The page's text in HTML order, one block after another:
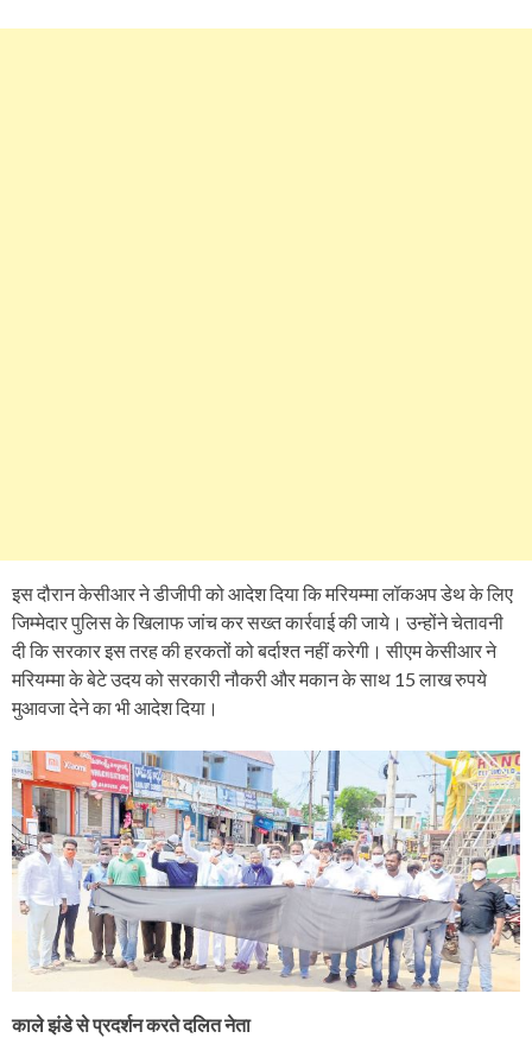
इस दौरान केसीआर ने डीजीपी को आदेश दिया कि मरियम्मा लॉकअप डेथ के लिए
जिम्मेदार पुलिस के खिलाफ जांच कर सख्त कार्रवाई की जाये। उन्होंने चेतावनी
दी कि सरकार इस तरह की हरकतों को बर्दाश्त नहीं करेगी। सीएम केसीआर ने
मरियम्मा के बेटे उदय को सरकारी नौकरी और मकान के साथ 15 लाख रुपये
मुआवजा देने का भी आदेश दिया।
काले झंडे से प्रदर्शन करते दलित नेता